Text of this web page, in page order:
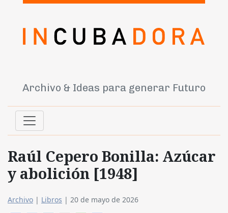
Archivo & Ideas para generar Futuro
Raúl Cepero Bonilla: Azúcar
y abolición [1948]
Archivo | Libros | 20 de mayo de 2026